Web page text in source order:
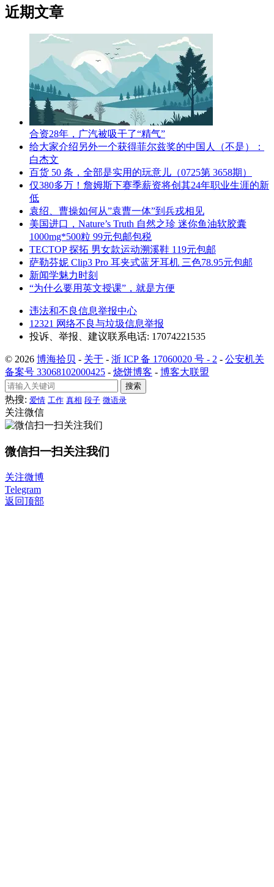
近期文章
合资28年，广汽被吸干了“精气”
给大家介绍另外一个获得菲尔兹奖的中国人（不是）：
白杰文
百货 50 条，全部是实用的玩意儿（0725第 3658期）
仅380多万！詹姆斯下赛季薪资将创其24年职业生涯的新
低
袁绍、曹操如何从”袁曹一体”到兵戎相见
美国进口，Nature’s Truth 自然之珍 迷你鱼油软胶囊
1000mg*500粒 99元包邮包税
TECTOP 探拓 男女款运动溯溪鞋 119元包邮
萨勒芬妮 Clip3 Pro 耳夹式蓝牙耳机 三色78.95元包邮
新闻学魅力时刻
“为什么要用英文授课”，就是方便
违法和不良信息举报中心
12321 网络不良与垃圾信息举报
投诉、举报、建议联系电话: 17074221535
© 2026 博海拾贝 - 关于 - 浙 ICP 备 17060020 号 - 2 - 公安机关
备案号 33068102000425 - 烧饼博客 - 博客大联盟
搜索
热搜: 爱情 工作 真相 段子 微语录
关注微信
微信扫一扫关注我们
关注微博
Telegram
返回顶部